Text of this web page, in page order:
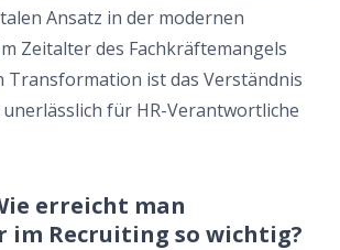
Ansatz in der modernen
Zeitalter des Fachkräftemangels
Transformation ist das Verständnis
für HR-Verantwortliche
erreicht man
im Recruiting so wichtig?